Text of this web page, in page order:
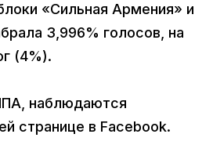
«Сильная Армения» и
3,996% голосов, на
(4%).
наблюдаются
странице в Facebook.